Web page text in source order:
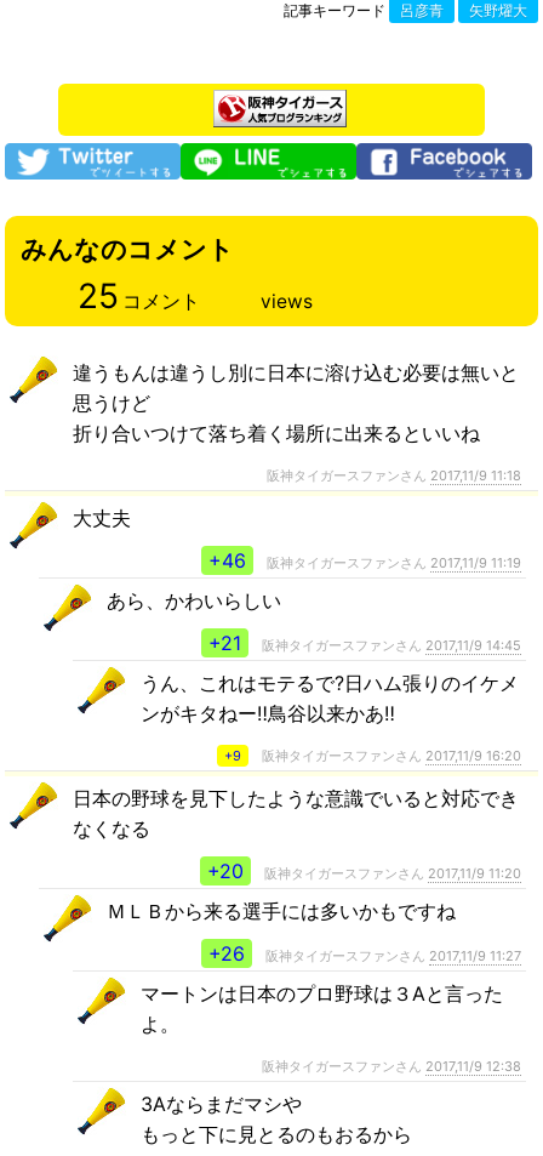
記事キーワード 呂彦青 矢野燿大
みんなのコメント
25 コメント views
違うもんは違うし別に日本に溶け込む必要は無いと
思うけど
折り合いつけて落ち着く場所に出来るといいね
阪神タイガースファンさん 2017,11/9 11:18
大丈夫
+46
阪神タイガースファンさん 2017,11/9 11:19
あら、かわいらしい
+21
阪神タイガースファンさん 2017,11/9 14:45
うん、これはモテるで?日ハム張りのイケメ
ンがキタねー‼️鳥谷以来かあ‼️
+9 阪神タイガースファンさん 2017,11/9 16:20
日本の野球を見下したような意識でいると対応でき
なくなる
+20
阪神タイガースファンさん 2017,11/9 11:20
ＭＬＢから来る選手には多いかもですね
+26
阪神タイガースファンさん 2017,11/9 11:27
マートンは日本のプロ野球は３Aと言った
よ。
阪神タイガースファンさん 2017,11/9 12:38
3Aならまだマシや
もっと下に見とるのもおるから